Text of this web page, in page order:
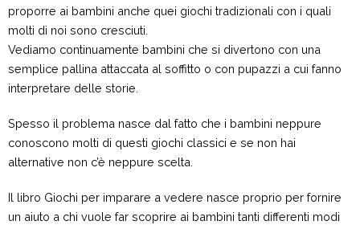
proporre ai bambini anche quei giochi tradizionali con i quali
molti di noi sono cresciuti.
Vediamo continuamente bambini che si divertono con una
semplice pallina attaccata al soffitto o con pupazzi a cui fanno
interpretare delle storie.
Spesso il problema nasce dal fatto che i bambini neppure
conoscono molti di questi giochi classici e se non hai
alternative non c’è neppure scelta.
Il libro Giochi per imparare a vedere nasce proprio per fornire
un aiuto a chi vuole far scoprire ai bambini tanti differenti modi